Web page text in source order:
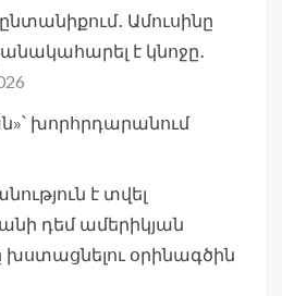
Ամուսինը
է կնոջը․
խորհրդարանում
է տվել
դեմ ամերիկյան
օրինագծին